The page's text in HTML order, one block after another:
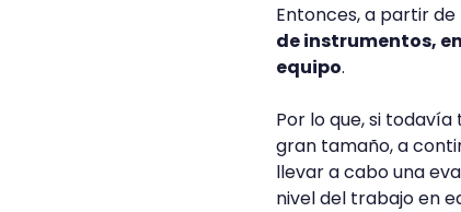
Entonces, a partir
de instrumentos,
equipo.
Por lo que, si
gran tamaño, a
llevar a cabo una
nivel del trabajo en